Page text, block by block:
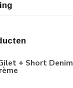
+ Short Denim